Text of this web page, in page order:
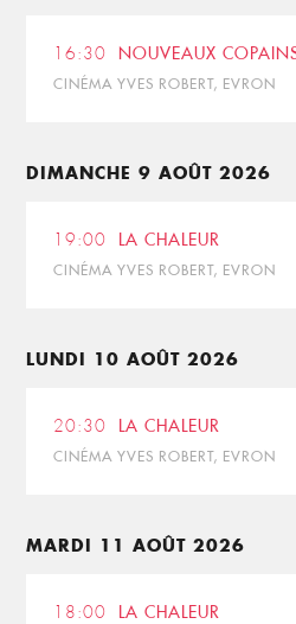
16:30 NOUVEAUX
CINÉMA YVES ROBERT, EVRON
DIMANCHE 9 AOÛT 2026
19:00 LA CHALEUR
CINÉMA YVES ROBERT, EVRON
LUNDI 10 AOÛT 2026
20:30 LA CHALEUR
CINÉMA YVES ROBERT, EVRON
MARDI 11 AOÛT 2026
18:00 LA CHALEUR